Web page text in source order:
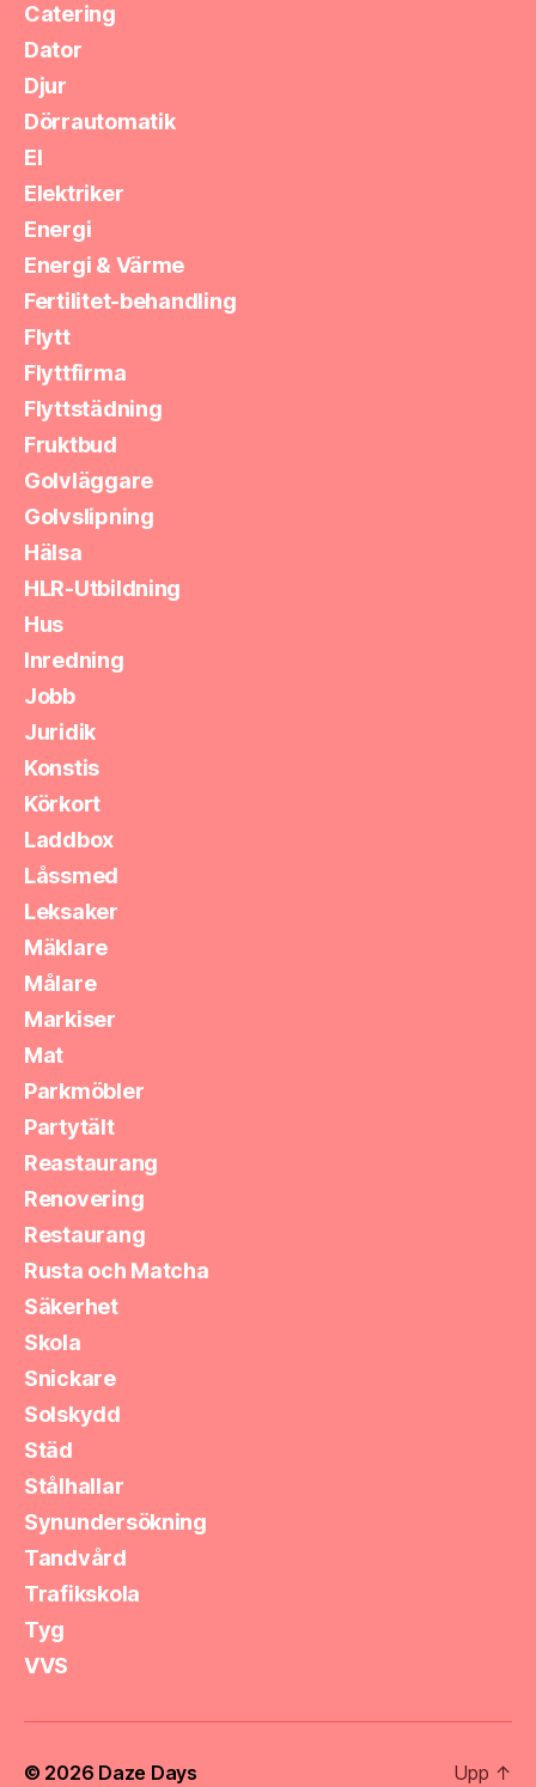
Catering
Dator
Djur
Dörrautomatik
El
Elektriker
Energi
Energi & Värme
Fertilitet-behandling
Flytt
Flyttfirma
Flyttstädning
Fruktbud
Golvläggare
Golvslipning
Hälsa
HLR-Utbildning
Hus
Inredning
Jobb
Juridik
Konstis
Körkort
Laddbox
Låssmed
Leksaker
Mäklare
Målare
Markiser
Mat
Parkmöbler
Partytält
Reastaurang
Renovering
Restaurang
Rusta och Matcha
Säkerhet
Skola
Snickare
Solskydd
Städ
Stålhallar
Synundersökning
Tandvård
Trafikskola
Tyg
VVS
© 2026 Daze Days Upp ↑